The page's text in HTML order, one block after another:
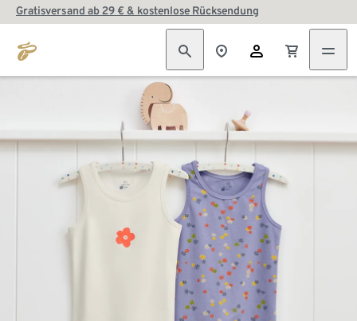
Gratisversand ab 29 € & kostenlose Rücksendung